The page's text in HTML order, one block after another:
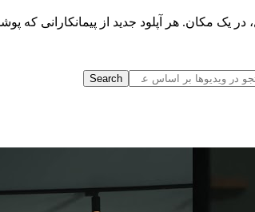
یک مکان. هر آپلود جدید از پیمانکارانی که
Search